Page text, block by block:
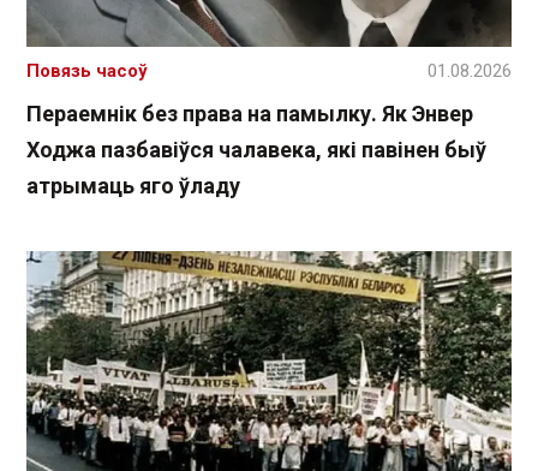
Пераемнік без права на памылку. Як Энвер
Ходжа пазбавіўся чалавека, які павінен быў
атрымаць яго ўладу
Повязь часоў 01.08.2026